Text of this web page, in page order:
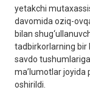
yetakchi
davomida oziq-
bilan
tadbirkorlarning bir
savdo
ma’lumotlar joyida
oshirildi.